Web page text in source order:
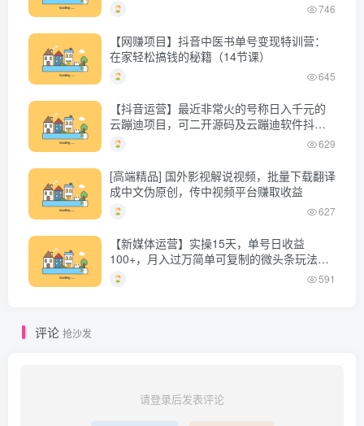
746
【网赚项目】抖音中医书单号变现特训营：
在家轻松搞钱的秘籍（14节课）
645
【抖音运营】最近非常火的号称日入千元的
云蹦迪项目，可二开源码及云蹦迪软件抖音
版
629
[高端精品] 国外影视解说视频，批量下载翻译
成中文伪原创，传中视频平台赚取收益
627
【新媒体运营】实操15天，单号日收益
100+，月入过万简单可复制的微头条玩法
【付费文章】
591
评论 抢沙发
请登录后发表评论